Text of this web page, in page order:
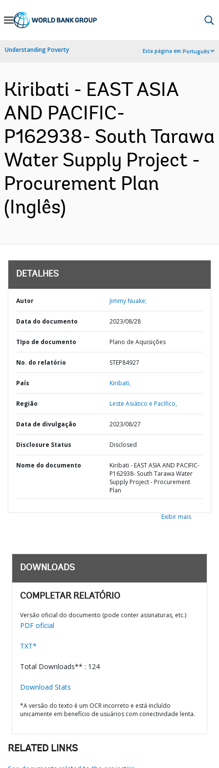
Skip
Navigation
Understanding Poverty Esta página em:Português
Kiribati - EAST ASIA
AND PACIFIC-
P162938- South Tarawa
Water Supply Project -
Procurement Plan
(Inglês)
DETALHES
Autor Jimmy Nuake;
Data do documento 2023/08/28
TIpo de documento Plano de Aquisições
No. do relatório STEP84927
País Kiribati,
Região Leste Asiático e Pacífico,
Data de divulgação 2023/08/27
Disclosure Status Disclosed
Nome do documento
Kiribati - EAST ASIA AND PACIFIC-
P162938- South Tarawa Water
Supply Project - Procurement
Plan
Exibir mais
DOWNLOADS
COMPLETAR RELATÓRIO
Versão oficial do documento (pode conter assinaturas, etc.)
PDF oficial
TXT*
Total Downloads** : 124
Download Stats
*A versão do texto é um OCR incorreto e está incluído
unicamente em benefício de usuários com conectividade lenta.
RELATED LINKS